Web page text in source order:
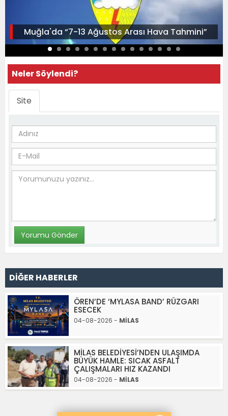
Muğla'da “7-13 Ağustos Arası Hava Tahmini”
Neler Söylendi?
Site
DİĞER HABERLER
ÖREN’DE ‘MYLASA BAND’ RÜZGARI
ESECEK
04-08-2026 - MİLAS
MİLAS BELEDİYESİ’NDEN ULAŞIMDA
BÜYÜK HAMLE: SICAK ASFALT
ÇALIŞMALARI HIZ KAZANDI
04-08-2026 - MİLAS